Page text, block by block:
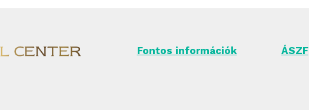
Fontos információk ÁSZF